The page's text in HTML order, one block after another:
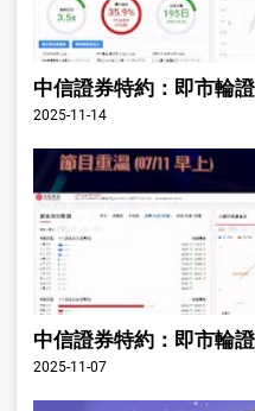
中信證券特約：即市輪
2025-11-14
中信證券特約：即市輪
2025-11-07